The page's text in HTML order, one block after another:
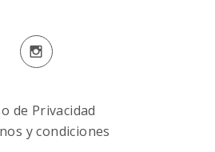
de Privacidad
y condiciones